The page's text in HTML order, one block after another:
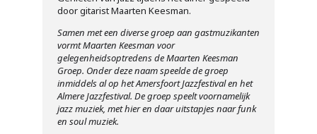
door gitarist Maarten Keesman.
Samen met een diverse groep aan gastmuzikanten
vormt Maarten Keesman voor
gelegenheidsoptredens de Maarten Keesman
Groep. Onder deze naam speelde de groep
inmiddels al op het Amersfoort Jazzfestival en het
Almere Jazzfestival. De groep speelt voornamelijk
jazz muziek, met hier en daar uitstapjes naar funk
en soul muziek.